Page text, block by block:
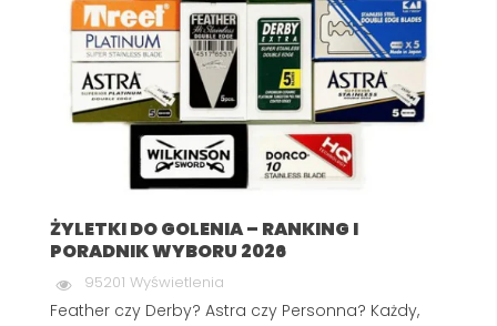
ŻYLETKI DO GOLENIA – RANKING I
PORADNIK WYBORU 2026
95201 Wyświetlenia
Feather czy Derby? Astra czy Personna? Każdy,